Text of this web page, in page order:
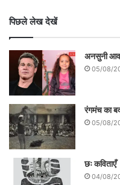
पिछले लेख देखें
अनसुनी
05/08/
रंगमंच का
05/08/
छः कविताएँ
04/08/